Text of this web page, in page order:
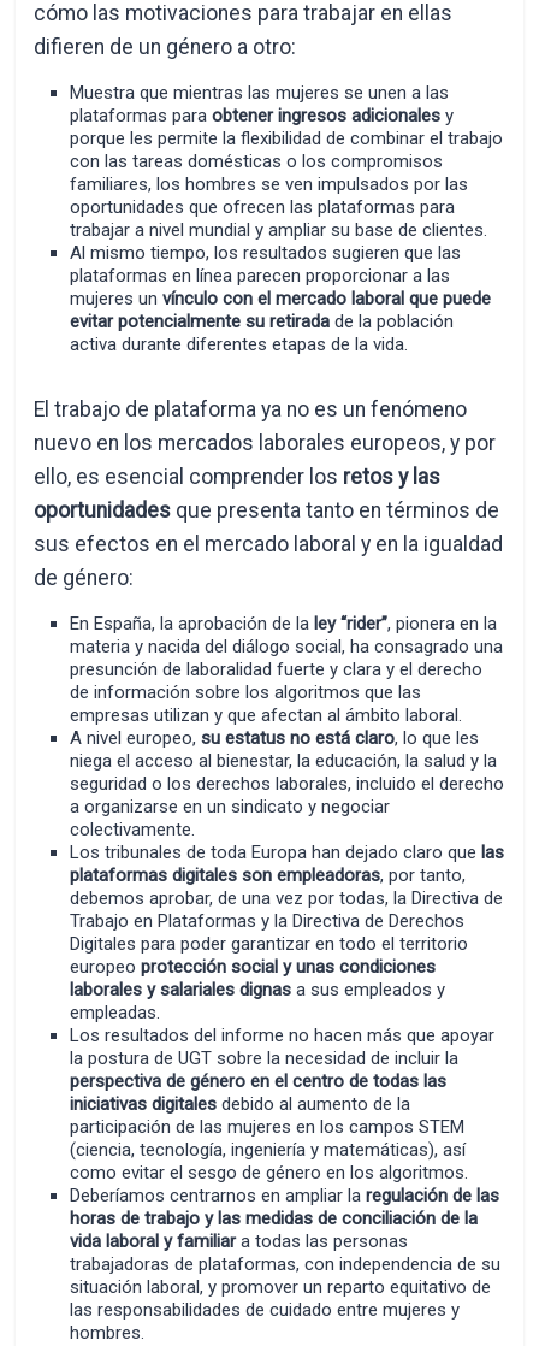
cómo las motivaciones para trabajar en ellas
difieren de un género a otro:
Muestra que mientras las mujeres se unen a las
plataformas paraobtener ingresos adicionales y
porque les permite la flexibilidad de combinar el trabajo
con las tareas domésticas o los compromisos
familiares, los hombres se ven impulsados por las
oportunidades que ofrecen las plataformas para
trabajar a nivel mundial y ampliar su base de clientes.
Al mismo tiempo, los resultados sugieren que las
plataformas en línea parecen proporcionar a las
mujeres unvínculo con el mercado laboral que puede
evitar potencialmente su retirada de la población
activa durante diferentes etapas de la vida.
El trabajo de plataforma ya no es un fenómeno
nuevo en los mercados laborales europeos, y por
ello, es esencial comprender los retos y las
oportunidades que presenta tanto en términos de
sus efectos en el mercado laboral y en la igualdad
de género:
En España, la aprobación de la ley “rider”, pionera en la
materia y nacida del diálogo social, ha consagrado una
presunción de laboralidad fuerte y clara y el derecho
de información sobre los algoritmos que las
empresas utilizan y que afectan al ámbito laboral.
A nivel europeo, su estatus no está claro, lo que les
niega el acceso al bienestar, la educación, la salud y la
seguridad o los derechos laborales, incluido el derecho
a organizarse en un sindicato y negociar
colectivamente.
Los tribunales de toda Europa han dejado claro que las
plataformas digitales son empleadoras, por tanto,
debemos aprobar, de una vez por todas, la Directiva de
Trabajo en Plataformas y la Directiva de Derechos
Digitales para poder garantizar en todo el territorio
europeoprotección social y unas condiciones
laborales y salariales dignasa sus empleados y
empleadas.
Los resultados del informe no hacen más que apoyar
la postura de UGT sobre la necesidad de incluir la
perspectiva de género en el centro de todas las
iniciativas digitales debido al aumento de la
participación de las mujeres en los campos STEM
(ciencia, tecnología, ingeniería y matemáticas), así
como evitar el sesgo de género en los algoritmos.
Deberíamos centrarnos en ampliar laregulación de las
horas de trabajo y las medidas de conciliación de la
vida laboral y familiara todas las personas
trabajadoras de plataformas, con independencia de su
situación laboral, y promover un reparto equitativo de
las responsabilidades de cuidado entre mujeres y
hombres.